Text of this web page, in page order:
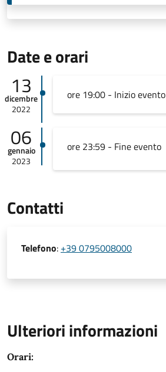
Date e orari
13
dicembre
2022
ore 19:00 - Inizio evento
06
gennaio
2023
ore 23:59 - Fine evento
Contatti
Telefono: +39 0795008000
Ulteriori informazioni
Orari: